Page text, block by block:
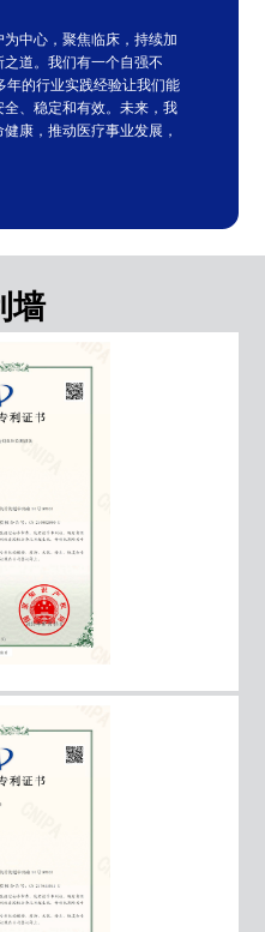
中心，聚焦临床，持续加
道。我们有一个自强不
年的行业实践经验让我们能
、稳定和有效。未来，我
康，推动医疗事业发展，
墙